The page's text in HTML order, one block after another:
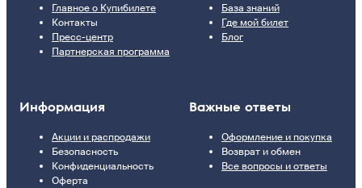
Главное о Купибилете
Контакты
Пресс-центр
Партнерская программа
База знаний
Где мой билет
Блог
Информация
Акции и распродажи
Безопасность
Конфиденциальность
Оферта
Важные ответы
Оформление и покупка
Возврат и обмен
Все вопросы и ответы